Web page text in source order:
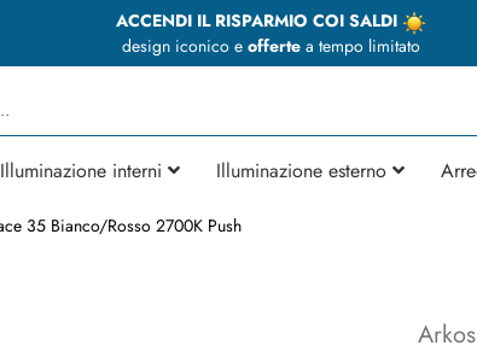
ACCENDI IL RISPARMIO COI SALDI
design iconico e offertea tempo limitato
Illuminazione interni Illuminazione esterno
35 Bianco/Rosso 2700K Push